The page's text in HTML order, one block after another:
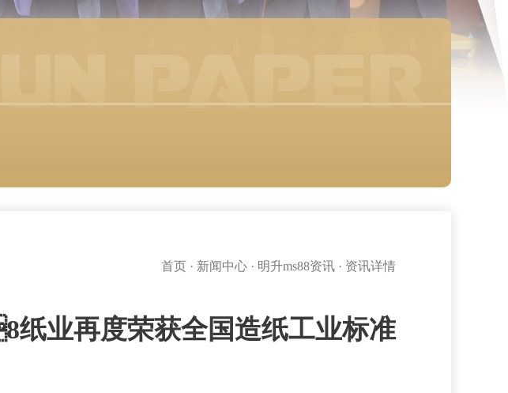
首页 · 新闻中心 · 明升ms88资讯 · 资讯详情
业再度荣获全国造纸工业标准